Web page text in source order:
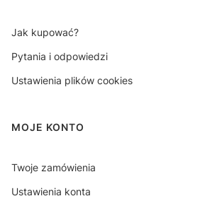
Jak kupować?
Pytania i odpowiedzi
Ustawienia plików cookies
MOJE KONTO
Twoje zamówienia
Ustawienia konta